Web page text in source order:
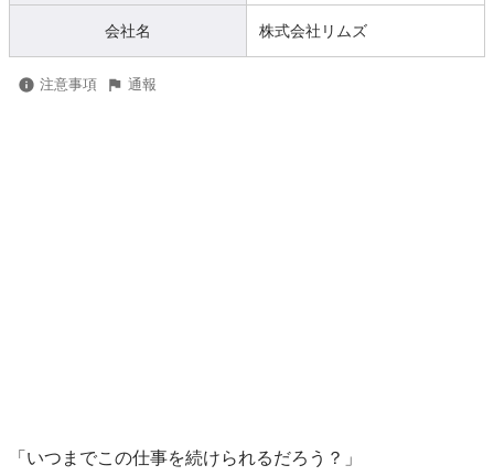
会社名 株式会社リムズ
注意事項 通報
「いつまでこの仕事を続けられるだろう？」